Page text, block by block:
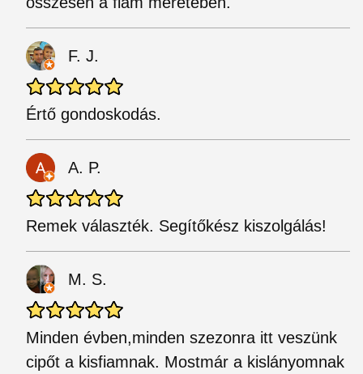
F. J.
Értő gondoskodás.
A. P.
Remek választék. Segítőkész kiszolgálás!
M. S.
Minden évben,minden szezonra itt veszünk
cipőt a kisfiamnak. Mostmár a kislányomnak